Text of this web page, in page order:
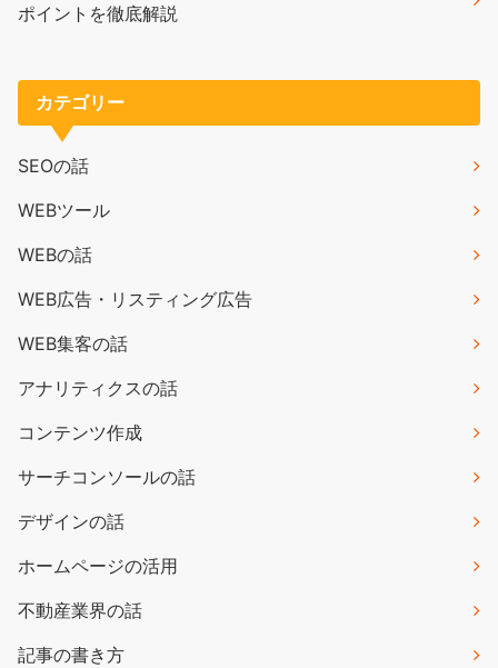
ポイントを徹底解説
カテゴリー
SEOの話
WEBツール
WEBの話
WEB広告・リスティング広告
WEB集客の話
アナリティクスの話
コンテンツ作成
サーチコンソールの話
デザインの話
ホームページの活用
不動産業界の話
記事の書き方